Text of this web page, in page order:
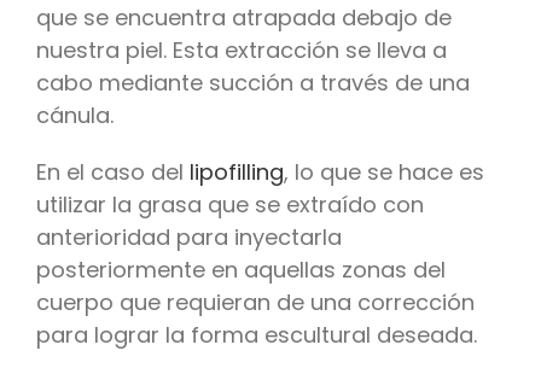
que se encuentra atrapada debajo de
nuestra piel. Esta extracción se lleva a
cabo mediante succión a través de una
cánula.
En el caso del lipofilling, lo que se hace es
utilizar la grasa que se extraído con
anterioridad para inyectarla
posteriormente en aquellas zonas del
cuerpo que requieran de una corrección
para lograr la forma escultural deseada.